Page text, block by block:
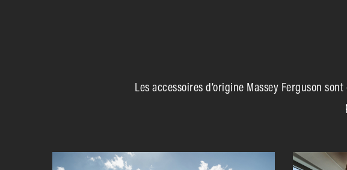
Les accessoires d’origine Massey Ferguson